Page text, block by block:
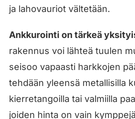
ja lahovauriot vältetään.
Ankkurointi on tärkeä
rakennus voi lähteä tuulen
seisoo vapaasti harkkojen
tehdään yleensä metallisilla
kierretangoilla tai valmiilla
joiden hinta on vain